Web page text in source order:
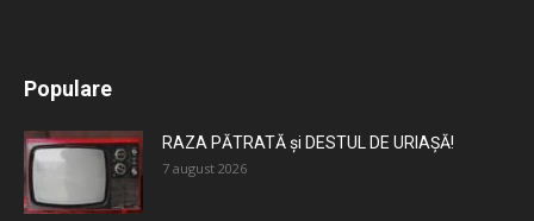
Populare
RAZA PĂTRATĂ și DESTUL DE URIAȘĂ!
7 august 2026